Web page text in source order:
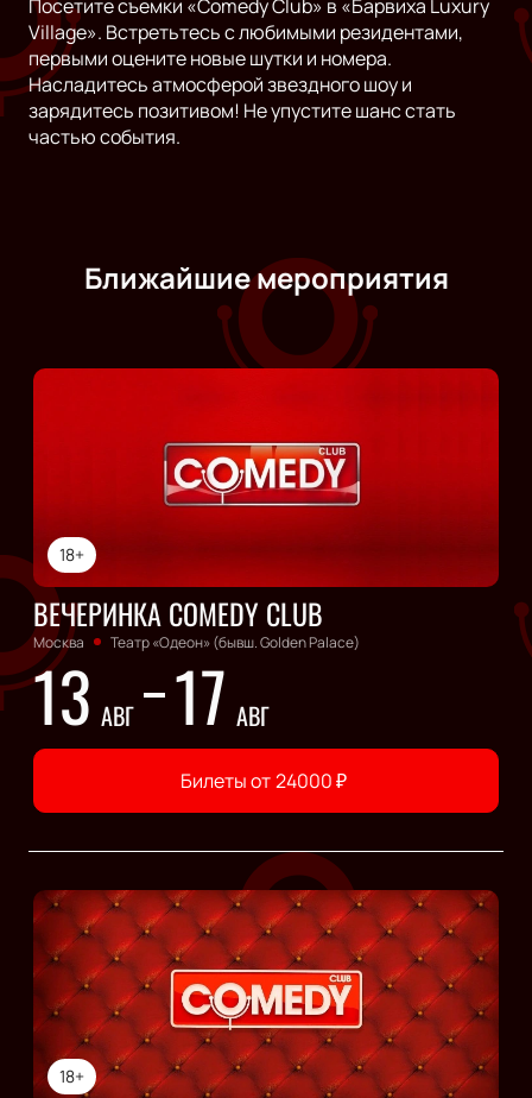
Посетите съемки «Comedy Club» в «Барвиха Luxury
Village». Встретьтесь с любимыми резидентами,
первыми оцените новые шутки и номера.
Насладитесь атмосферой звездного шоу и
зарядитесь позитивом! Не упустите шанс стать
частью события.
Ближайшие мероприятия
18+
ВЕЧЕРИНКА COMEDY CLUB
Москва Театр «Одеон» (бывш. Golden Palace)
13 АВГ 17 АВГ
Билеты от24000₽
18+